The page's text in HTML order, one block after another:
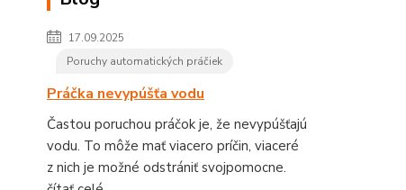
17.09.2025
Poruchy automatických práčiek
Práčka nevypúšťa vodu
Častou poruchou práčok je, že nevypúšťajú
vodu. To môže mať viacero príčin, viaceré
z nich je možné odstrániť svojpomocne.